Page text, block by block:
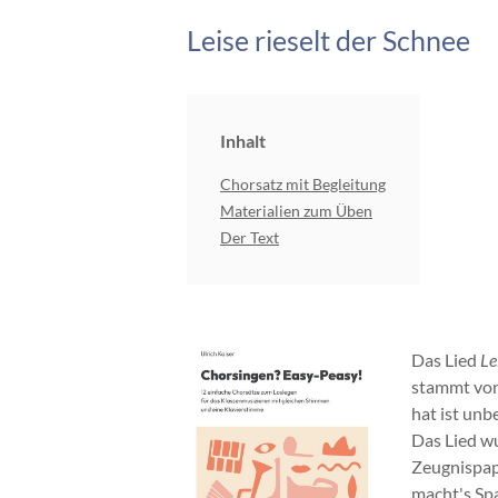
Leise rieselt der Schnee
Inhalt
Chorsatz mit Begleitung
Materialien zum Üben
Der Text
Das Lied
stammt
hat ist
Das Lied
macht's